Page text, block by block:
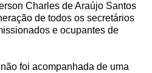
Charles de Araújo Santos
de todos os secretários
e ocupantes de
foi acompanhada de uma